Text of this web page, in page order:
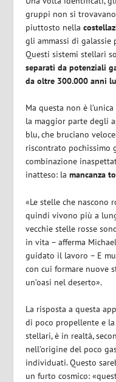
gruppi non si
piuttosto nella
gli ammassi di
Questi sistemi stellari
separati da potenziali
da oltre 300.000 anni
Ma questa non è
la maggior parte degli
blu, che bruciano
riscontrato pochissimo
combinazione
inatteso: lamancanza
«Le stelle che nascono
quindi vivono più a
vecchie stelle rosse
in vita – afferma
guidato il lavoro – E
con cui formare nuove
un’oasi nel deserto».
La risposta a questa
di poco propellente e
stellari, è in realtà,
nell’origine del poco
individuati. Questo
un furto cosmico: